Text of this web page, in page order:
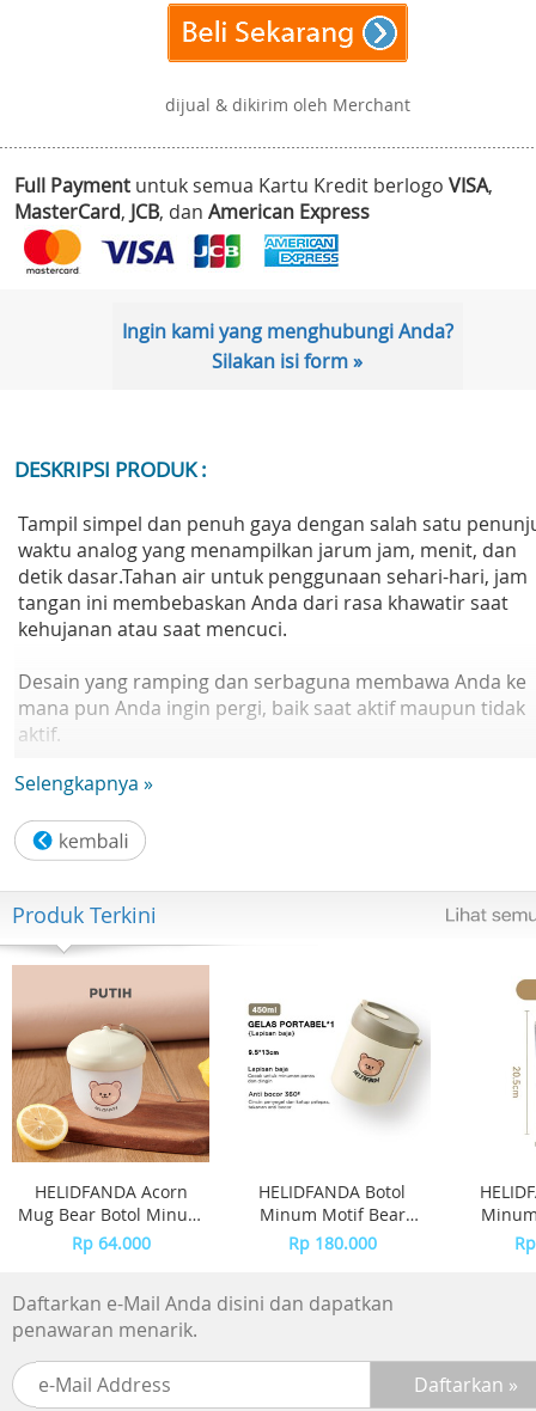
dijual & dikirim oleh Merchant
Full Payment untuk semua Kartu Kredit berlogo VISA,
MasterCard, JCB, dan American Express
Ingin kami yang menghubungi Anda?
Silakan isi form »
DESKRIPSI PRODUK :
Tampil simpel dan penuh gaya dengan salah satu
waktu analog yang menampilkan jarum jam, menit, dan
detik dasar.Tahan air untuk penggunaan sehari-hari, jam
tangan ini membebaskan Anda dari rasa khawatir saat
kehujanan atau saat mencuci.
Desain yang ramping dan serbaguna membawa Anda ke
mana pun Anda ingin pergi, baik saat aktif maupun tidak
aktif.
Berat ; 45 g
Pita ;
- Tali Baja Tahan Karat
- Gesper tiga kali lipat
Tahan air
Catu daya dan masa pakai baterai masa pakai baterai: 3
tahun pada SR626SW
Kaca ; kaca mineral
Akurasi: ±20 detik per bulan
Fitur lainnya
Ketepatan waktu reguler: Analog: 3 jarum jam (jam,
detik)
Selengkapnya »
Produk Terkini
HELIDFANDA Acorn
Mug Bear Botol Minum
Mini Travel Kedap Anti
Tumpah -
Rp 64.000
HELIDFANDA Botol
Minum Motif Bear
Tumbler Anak Sekolah
dengan Tali -
Rp 180.000
Anak
Daftarkan e-Mail Anda disini dan dapatkan
penawaran menarik.